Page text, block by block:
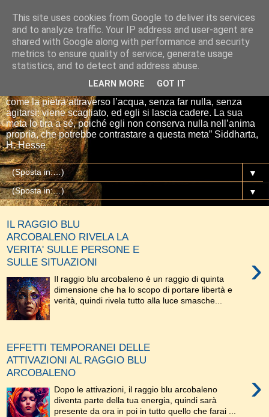
Io sono il mio Buddha
“Se tu getti una pietra nell’acqua, essa si affretta per la via
più breve fino al fondo. E così è Siddharta, quando ha una
meta, un proposito. Siddharta non fa nulla. Siddharta pensa,
come la pietra attraverso l’acqua, senza far nulla, senza
agitarsi: viene scagliato, ed egli si lascia cadere. La sua
meta lo tira a sé, poiché egli non conserva nulla nell’anima
propria, che potrebbe contrastare a questa meta” Siddharta,
H. Hesse
▼
▼
IL RAGGIO BLU
ARCOBALENO RIVELA LA
VERITA' SULLE PERSONE E
SULLE SITUAZIONI
›
Il raggio blu arcobaleno è un raggio di quinta
dimensione che ha lo scopo di portare libertà e
verità, quindi rivela tutto alla luce smasche...
EFFETTI TEMPORANEI DELLE
ATTIVAZIONI AL RAGGIO BLU
ARCOBALENO
›
Dopo le attivazioni, il raggio blu arcobaleno
diventa parte della tua energia, quindi sarà
presente da ora in poi in tutto quello che farai ...
This site uses cookies from Google to deliver its services
and to analyze traffic. Your IP address and user-agent are
shared with Google along with performance and security
metrics to ensure quality of service, generate usage
statistics, and to detect and address abuse.
LEARN MORE GOT IT